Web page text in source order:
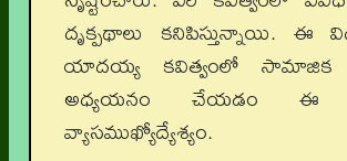
దృక్పథాలు కనిపిస్తున్నాయి. ఈ
యాదయ్య కవిత్వంలో సామాజిక
అధ్యయనం చేయడం ఈ
వ్యాసముఖ్యోద్యేశ్యం.